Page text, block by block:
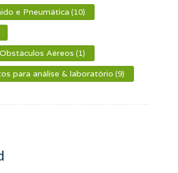
e Pneumática (10)
Aéreos (1)
para análise & laboratório (9)